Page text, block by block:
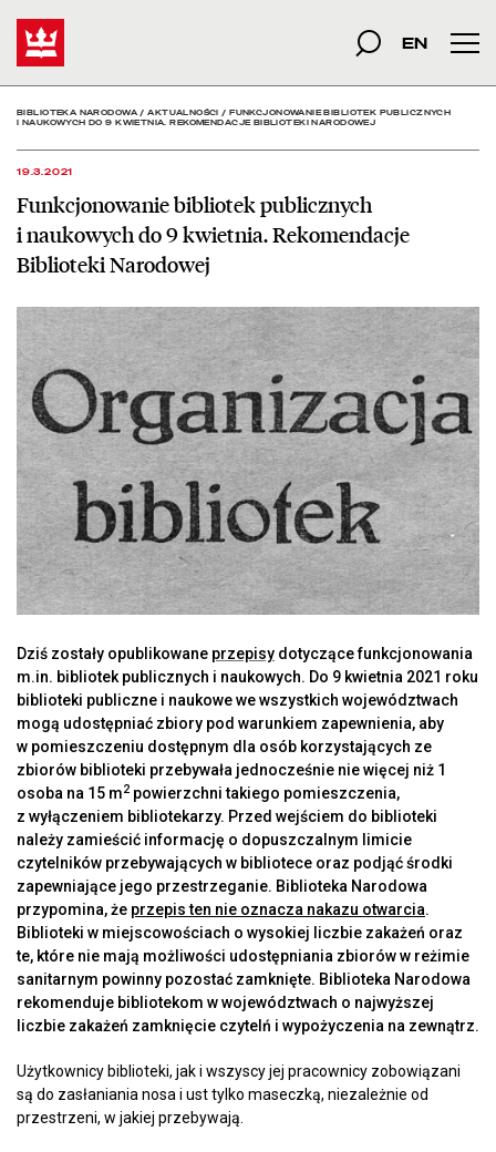
Funkcjonowanie szukana fraza
Szukaj
EN
BIBLIOTEKA NARODOWA/AKTUALNOŚCI /FUNKCJONOWANIE BIBLIOTEK PUBLICZNYCH
I NAUKOWYCH DO 9 KWIETNIA. REKOMENDACJE BIBLIOTEKI NARODOWEJ
19.3.2021
Funkcjonowanie bibliotek publicznych
i naukowych do 9 kwietnia. Rekomendacje
Biblioteki Narodowej
Dziś zostały opublikowane przepisy dotyczące funkcjonowania
m.in. bibliotek publicznych i naukowych. Do 9 kwietnia 2021 roku
biblioteki publiczne i naukowe we wszystkich województwach
mogą udostępniać zbiory pod warunkiem zapewnienia, aby
w pomieszczeniu dostępnym dla osób korzystających ze
zbiorów biblioteki przebywała jednocześnie nie więcej niż 1
osoba na 15 m2 powierzchni takiego pomieszczenia,
z wyłączeniem bibliotekarzy. Przed wejściem do biblioteki
należy zamieścić informację o dopuszczalnym limicie
czytelników przebywających w bibliotece oraz podjąć środki
zapewniające jego przestrzeganie. Biblioteka Narodowa
przypomina, że przepis ten nie oznacza nakazu otwarcia.
Biblioteki w miejscowościach o wysokiej liczbie zakażeń oraz
te, które nie mają możliwości udostępniania zbiorów w reżimie
sanitarnym powinny pozostać zamknięte. Biblioteka Narodowa
rekomenduje bibliotekom w województwach o najwyższej
liczbie zakażeń zamknięcie czytelń i wypożyczenia na zewnątrz.
Użytkownicy biblioteki, jak i wszyscy jej pracownicy zobowiązani
są do zasłaniania nosa i ust tylko maseczką, niezależnie od
przestrzeni, w jakiej przebywają.